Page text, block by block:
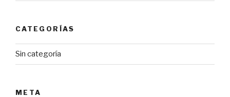
CATEGORÍAS
Sin categoría
META